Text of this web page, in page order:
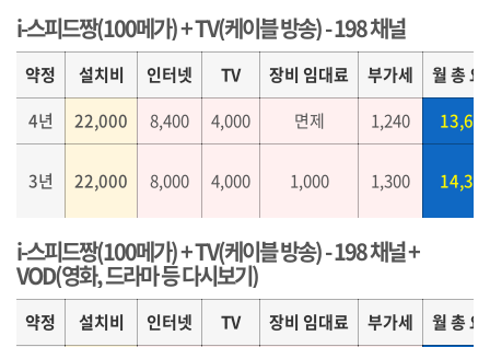
i-스피드짱(100메가) + TV(케이블 방송) - 198 채널
약정 설치비 인터넷 TV 장비 임대료 부가세
월 총 요
4년
22,000 8,400 4,000 면제 1,240
3년 22,000 8,000 4,000 1,000 1,300
i-스피드짱(100메가) + TV(케이블 방송) - 198 채널 +
VOD(영화, 드라마 등 다시보기)
약정 설치비 인터넷 TV 장비 임대료 부가세
월 총 요